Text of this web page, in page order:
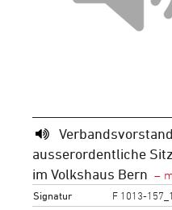
ausserordentliche
im Volkshaus Bern
Signatur
F 1013-